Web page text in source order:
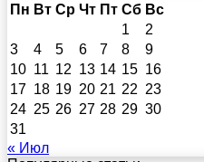
Пн Вт Ср Чт Пт Сб Вс
1
2
3
4 5 6 7 8
9
10 11 12 13 14 15 16
17 18 19 20 21 22 23
24 25 26 27 28 29 30
31
« Июл